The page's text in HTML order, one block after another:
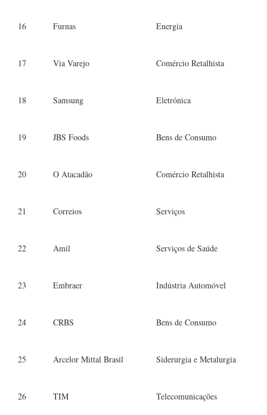
16 Furnas Energia
17 Via Varejo Comércio Retalhista
18 Samsung Eletrónica
19 JBS Foods Bens de Consumo
20 O Atacadão Comércio Retalhista
21 Correios Serviços
22 Amil Serviços de Saúde
23 Embraer Indústria Automóvel
24 CRBS Bens de Consumo
25 Arcelor Mittal Brasil Siderurgia e Metalurgia
26 TIM Telecomunicações